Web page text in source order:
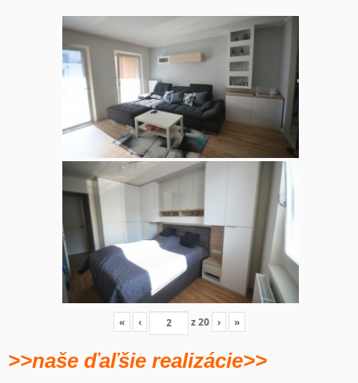
« ‹ z20 › »
>>naše ďaľšie realizácie>>